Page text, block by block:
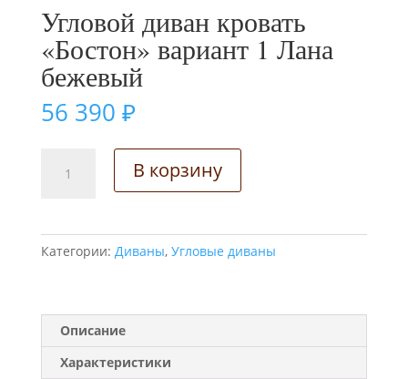
Угловой диван кровать
«Бостон» вариант 1 Лана
бежевый
56 390 ₽
товара
"Бостон"
Лана
бежевый
В корзину
Категории: Диваны, Угловые диваны
Описание
Характеристики